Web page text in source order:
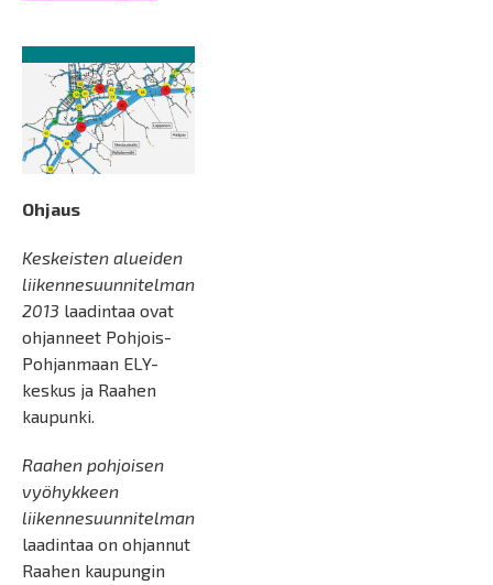
Ohjaus
Keskeisten alueiden
liikennesuunnitelman
2013 laadintaa ovat
ohjanneet Pohjois-
Pohjanmaan ELY-
keskus ja Raahen
kaupunki.
Raahen pohjoisen
vyöhykkeen
liikennesuunnitelman
laadintaa on ohjannut
Raahen kaupungin